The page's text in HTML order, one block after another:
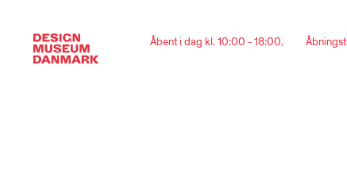
Åbent i dag kl. 10:00 - 18:00.